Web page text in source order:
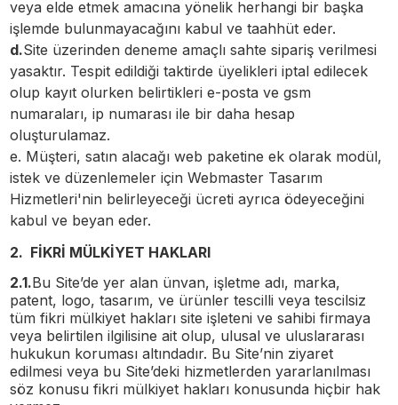
veya elde etmek amacına yönelik herhangi bir başka
işlemde bulunmayacağını kabul ve taahhüt eder.
d.Site üzerinden deneme amaçlı sahte sipariş verilmesi
yasaktır. Tespit edildiği taktirde üyelikleri iptal edilecek
olup kayıt olurken belirtikleri e-posta ve gsm
numaraları, ip numarası ile bir daha hesap
oluşturulamaz.
e. Müşteri, satın alacağı web paketine ek olarak modül,
istek ve düzenlemeler için Webmaster Tasarım
Hizmetleri'nin belirleyeceği ücreti ayrıca ödeyeceğini
kabul ve beyan eder.
2. FİKRİ MÜLKİYET HAKLARI
2.1.Bu Site’de yer alan ünvan, işletme adı, marka,
patent, logo, tasarım, ve ürünler tescilli veya tescilsiz
tüm fikri mülkiyet hakları site işleteni ve sahibi firmaya
veya belirtilen ilgilisine ait olup, ulusal ve uluslararası
hukukun koruması altındadır. Bu Site’nin ziyaret
edilmesi veya bu Site’deki hizmetlerden yararlanılması
söz konusu fikri mülkiyet hakları konusunda hiçbir hak